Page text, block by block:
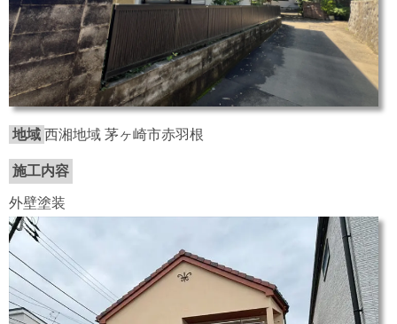
地域 西湘地域 茅ヶ崎市赤羽根
施工内容
外壁塗装